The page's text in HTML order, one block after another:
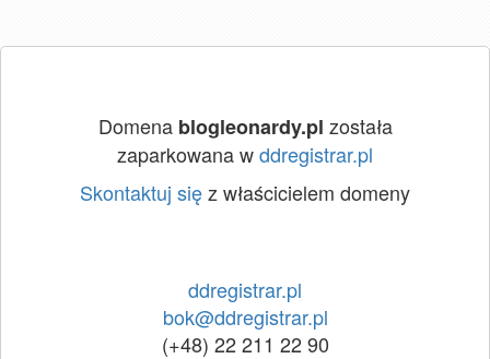
Domena blogleonardy.pl została
zaparkowana wddregistrar.pl
Skontaktuj sięz właścicielem domeny
ddregistrar.pl
bok@ddregistrar.pl
(+48) 22 211 22 90